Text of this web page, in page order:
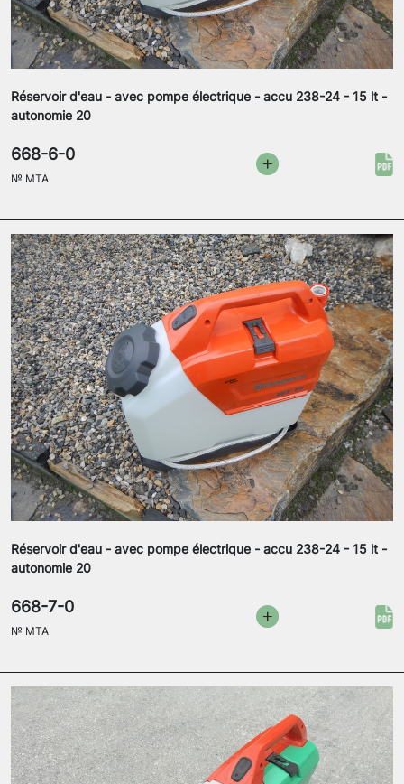
Réservoir d'eau - avec pompe électrique - accu 238-24 - 15 lt -
autonomie 20
668-6-0
№ MTA
Réservoir d'eau - avec pompe électrique - accu 238-24 - 15 lt -
autonomie 20
668-7-0
№ MTA